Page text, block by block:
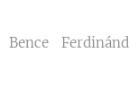
Ferdinánd